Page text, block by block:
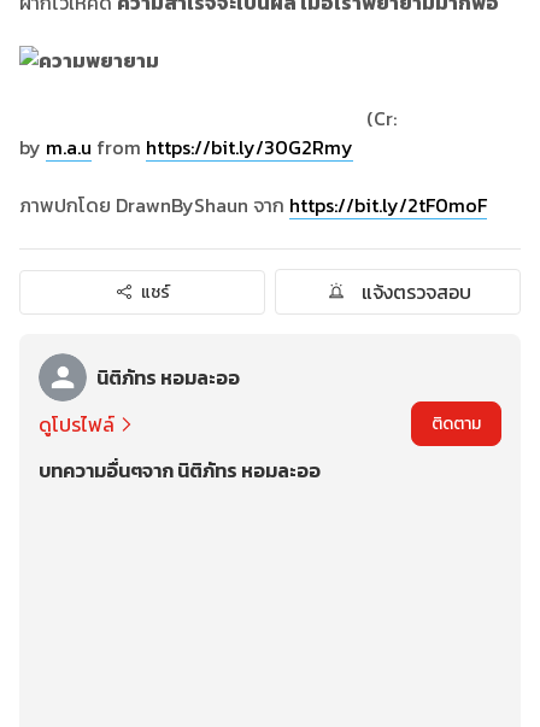
(Cr:
by m.a.u from https://bit.ly/30G2Rmy
ภาพปกโดย DrawnByShaun จาก https://bit.ly/2tF0moF
แชร์ แจ้งตรวจสอบ
นิติภัทร หอมละออ
ดูโปรไฟล์
ติดตาม
บทความอื่นๆจาก นิติภัทร หอมละออ